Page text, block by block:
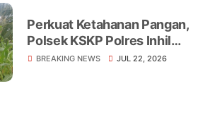
Perkuat Ketahanan Pangan,
Polsek KSKP Polres Inhil
Turun Langsung Dampingi
BREAKING NEWS JUL 22, 2026